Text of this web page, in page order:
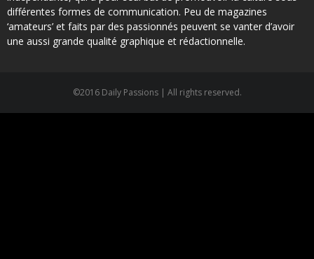
différentes formes de communication. Peu de magazines
‘amateurs’ et faits par des passionnés peuvent se vanter d’avoir
une aussi grande qualité graphique et rédactionnelle.
©2016 Daily Passions | All rights reserved.